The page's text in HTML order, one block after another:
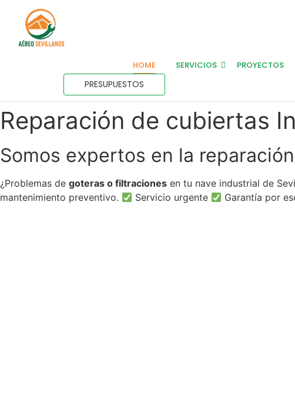
HOME SERVICIOS PROYECTOS
PRESUPUESTOS
Reparación de cubiertas
Somos expertos en la
¿Problemas de goteras o filtraciones en tu nave industrial de
mantenimiento preventivo.
Servicio urgente Garantía por